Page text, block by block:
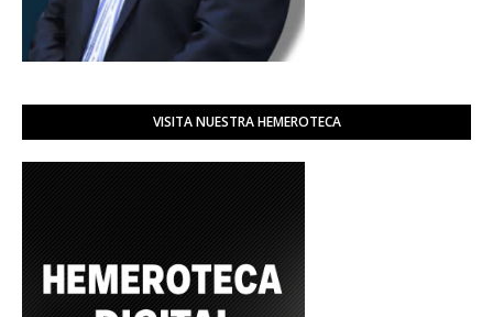
VISITA NUESTRA HEMEROTECA